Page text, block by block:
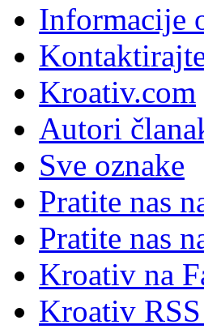
Informacije
Kroativ.com
Autori
Sve oznake
Pratite nas
Pratite nas
Kroativ na
Kroativ